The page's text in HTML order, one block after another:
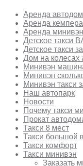
Аренда
Аренда кемпера
Аренда
Детское такси
Детское такси
Дом на колесах
Минивэн
Минивэн
Минивэн такси
Наш автопарк
Новости
Почему такси
Прокат
Такси 8 мест
Такси большой
Такси комфорт
Такси минивэн
Заказать